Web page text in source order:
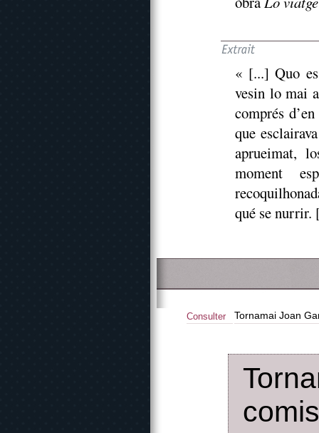
« [...] Quo
vesin lo mai
comprés
que
aprueimat,
moment
qué se nurrir.
Consulter Tornamai Joan